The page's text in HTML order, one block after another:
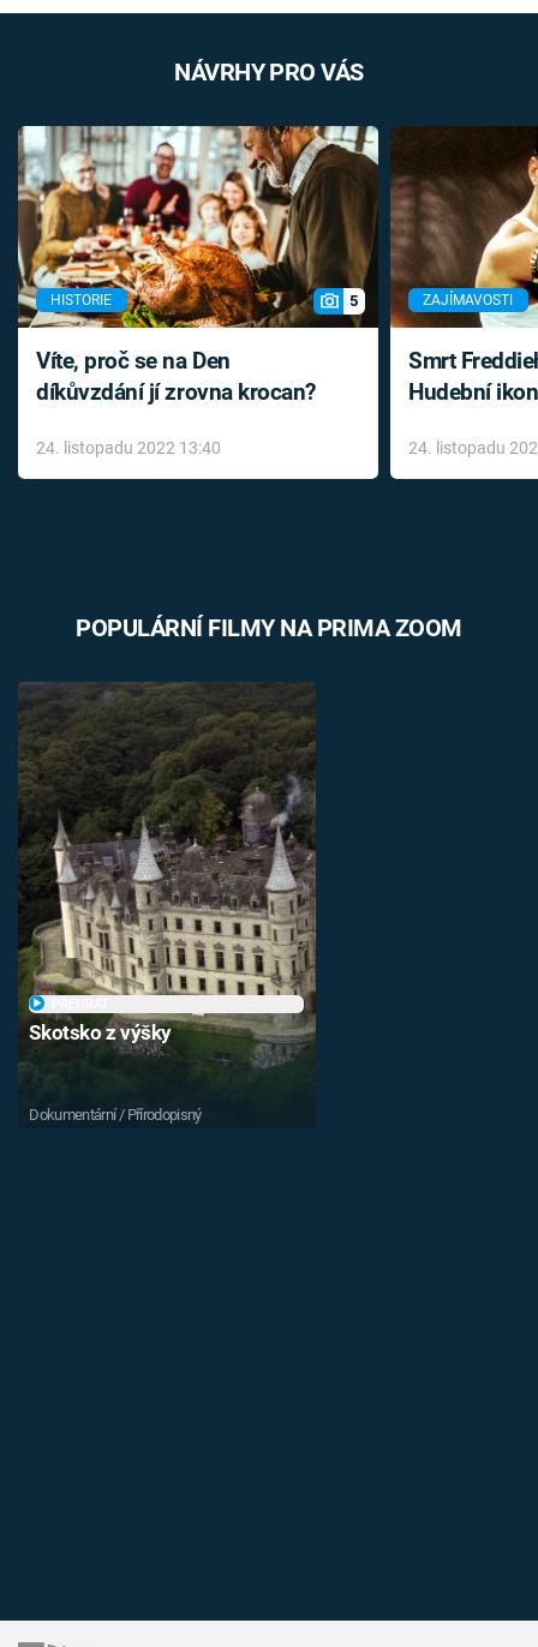
NÁVRHY PRO VÁS
HISTORIE 5
Víte, proč se na Den
díkůvzdání jí zrovna krocan?
24. listopadu 2022 13:40
ZAJÍMAVOSTI
Smrt
Hudební
léky
24. listopadu
POPULÁRNÍ FILMY NA PRIMA ZOOM
Skotsko z výšky
Dokumentární / Přírodopisný